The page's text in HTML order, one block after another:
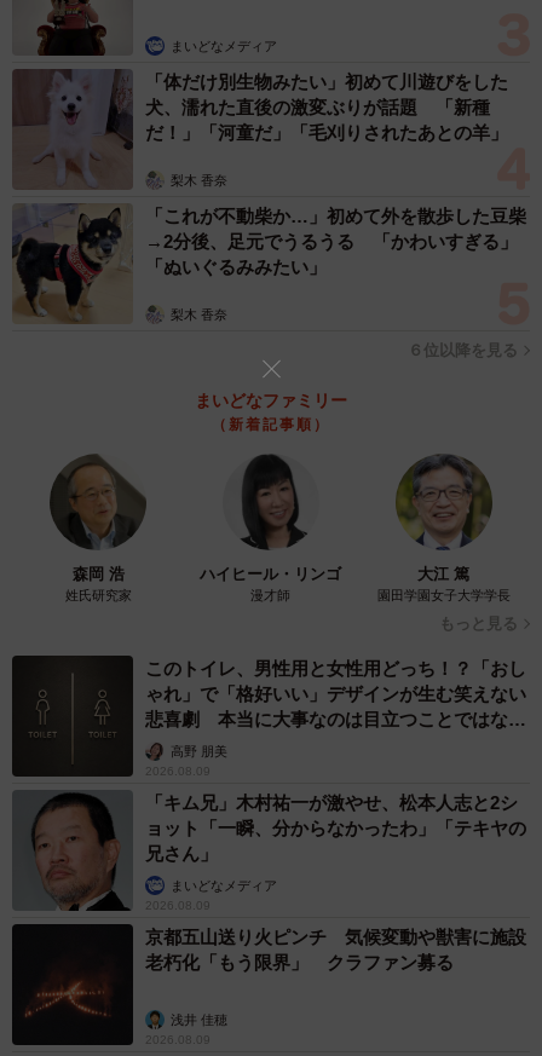
まいどなメディア
「体だけ別生物みたい」初めて川遊びをした
犬、濡れた直後の激変ぶりが話題 「新種
だ！」「河童だ」「毛刈りされたあとの羊」
梨木 香奈
「これが不動柴か…」初めて外を散歩した豆柴
→2分後、足元でうるうる 「かわいすぎる」
「ぬいぐるみみたい」
梨木 香奈
６位以降を見る
まいどなファミリー
（新着記事順）
森岡 浩
姓氏研究家
ハイヒール・リンゴ
漫才師
大江 篤
園田学園女子大学学長
もっと見る
このトイレ、男性用と女性用どっち！？「おし
ゃれ」で「格好いい」デザインが生む笑えない
悲喜劇 本当に大事なのは目立つことではな
く…高野 朋美
2026.08.09
「キム兄」木村祐一が激やせ、松本人志と2シ
ョット「一瞬、分からなかったわ」「テキヤの
兄さん」
まいどなメディア
2026.08.09
京都五山送り火ピンチ 気候変動や獣害に施設
老朽化「もう限界」 クラファン募る
浅井 佳穂
2026.08.09